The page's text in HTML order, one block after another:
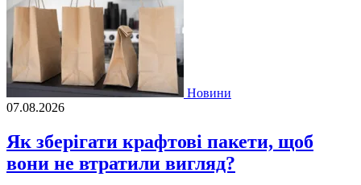
Новини
07.08.2026
Як зберігати крафтові пакети, щоб
вони не втратили вигляд?